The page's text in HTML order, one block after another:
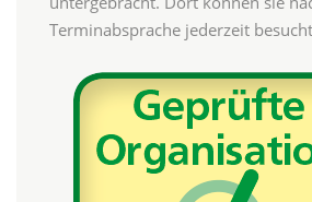
Terminabsprache jederzeit